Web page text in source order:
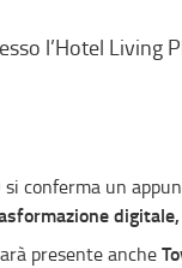
l’Hotel Living
si conferma un
presente anche